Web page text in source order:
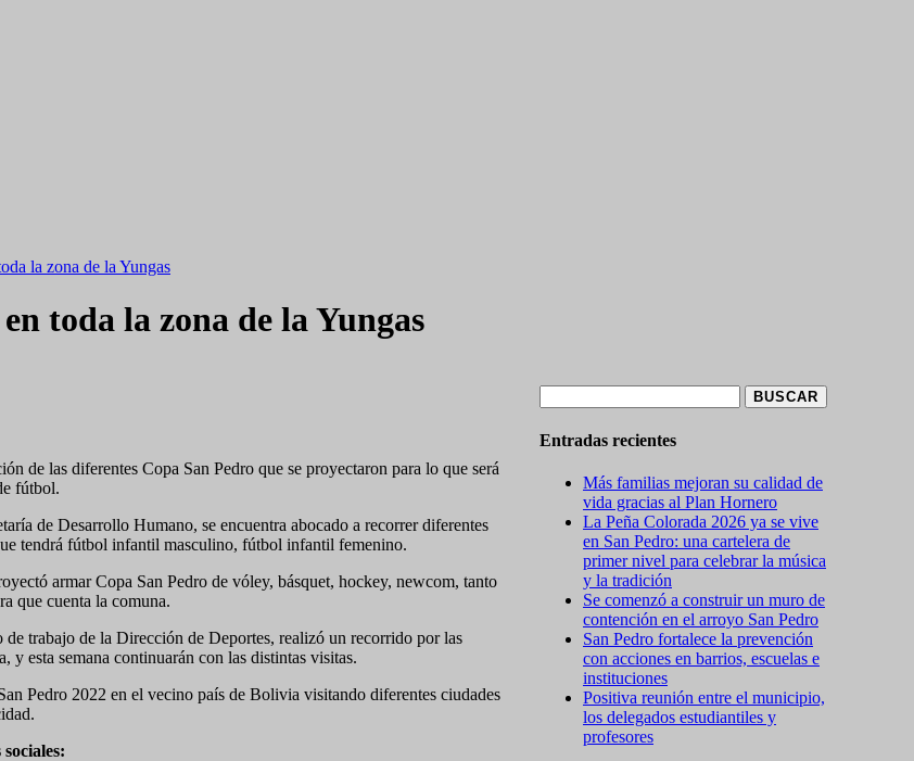
la zona de la Yungas
toda la zona de la Yungas
de las diferentes Copa San Pedro que se proyectaron para lo que será
fútbol.
de Desarrollo Humano, se encuentra abocado a recorrer diferentes
tendrá fútbol infantil masculino, fútbol infantil femenino.
armar Copa San Pedro de vóley, básquet, hockey, newcom, tanto
que cuenta la comuna.
trabajo de la Dirección de Deportes, realizó un recorrido por las
esta semana continuarán con las distintas visitas.
Pedro 2022 en el vecino país de Bolivia visitando diferentes ciudades
Entradas recientes
Más familias mejoran su calidad de
vida gracias al Plan Hornero
La Peña Colorada 2026 ya se vive
en San Pedro: una cartelera de
primer nivel para celebrar la música
y la tradición
Se comenzó a construir un muro de
contención en el arroyo San Pedro
San Pedro fortalece la prevención
con acciones en barrios, escuelas e
instituciones
Positiva reunión entre el municipio,
los delegados estudiantiles y
profesores